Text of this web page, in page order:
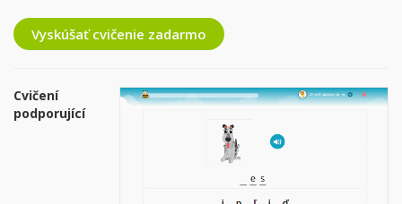
Vyskúšať cvičenie zadarmo
Cvičení
podporující